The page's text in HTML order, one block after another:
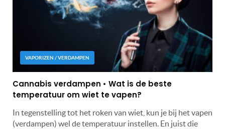
VAPORIZEN / VERDAMPEN
Cannabis verdampen • Wat is de beste
temperatuur om wiet te vapen?
In tegenstelling tot het roken van wiet, kun je bij het vapen
(verdampen) wel de temperatuur instellen. En juist die